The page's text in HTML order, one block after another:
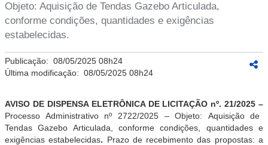
Objeto: Aquisição de Tendas Gazebo Articulada,
conforme condições, quantidades e exigências
estabelecidas.
Publicação: 08/05/2025 08h24
Última modificação: 08/05/2025 08h24
AVISO DE DISPENSA ELETRÔNICA DE LICITAÇÃO nº.21/2025 –
Processo Administrativo nº 2722/2025– Objeto: Aquisiçãode
Tendas Gazebo Articulada
conforme condições, quantidades e
exigências estabelecidas. Prazo de recebimento das propostas: a